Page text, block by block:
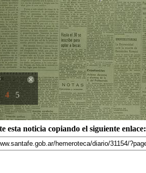
4 5
esta noticia copiando el siguiente enlace: